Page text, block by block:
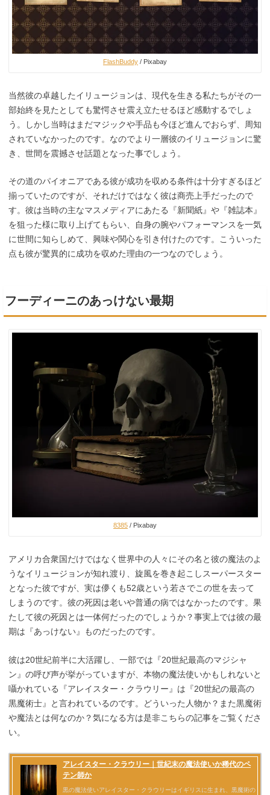
FlashBuddy / Pixabay
当然彼の卓越したイリュージョンは、現代を生きる私たちがその一
部始終を見たとしても驚愕させ震え立たせるほど感動するでしょ
う。しかし当時はまだマジックや手品も今ほど進んでおらず、周知
されていなかったのです。なのでより一層彼のイリュージョンに驚
き、世間を震撼させ話題となった事でしょう。
その道のパイオニアである彼が成功を収める条件は十分すぎるほど
揃っていたのですが、それだけではなく彼は商売上手だったので
す。彼は当時の主なマスメディアにあたる『新聞紙』や『雑誌本』
を狙った様に取り上げてもらい、自身の腕やパフォーマンスを一気
に世間に知らしめて、興味や関心を引き付けたのです。こういった
点も彼が驚異的に成功を収めた理由の一つなのでしょう。
フーディーニのあっけない最期
8385 / Pixabay
アメリカ合衆国だけではなく世界中の人々にその名と彼の魔法のよ
うなイリュージョンが知れ渡り、旋風を巻き起こしスーパースター
となった彼ですが、実は儚くも52歳という若さでこの世を去って
しまうのです。彼の死因は老いや普通の病ではなかったのです。果
たして彼の死因とは一体何だったのでしょうか？事実上では彼の最
期は『あっけない』ものだったのです。
彼は20世紀前半に大活躍し、一部では『20世紀最高のマジシャ
ン』の呼び声が挙がっていますが、本物の魔法使いかもしれないと
囁かれている『アレイスター・クラウリー』は『20世紀の最高の
黒魔術士』と言われているのです。どういった人物か？また黒魔術
や魔法とは何なのか？気になる方は是非こちらの記事をご覧くださ
い。